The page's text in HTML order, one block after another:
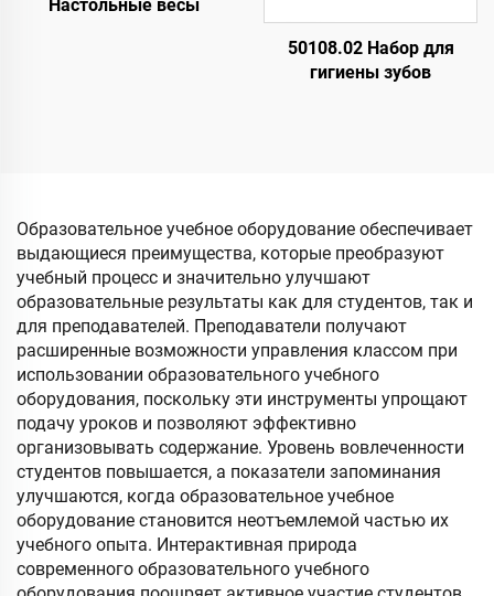
Настольные весы
50108.02 Набор для
гигиены зубов
Образовательное учебное оборудование обеспечивает
выдающиеся преимущества, которые преобразуют
учебный процесс и значительно улучшают
образовательные результаты как для студентов, так и
для преподавателей. Преподаватели получают
расширенные возможности управления классом при
использовании образовательного учебного
оборудования, поскольку эти инструменты упрощают
подачу уроков и позволяют эффективно
организовывать содержание. Уровень вовлеченности
студентов повышается, а показатели запоминания
улучшаются, когда образовательное учебное
оборудование становится неотъемлемой частью их
учебного опыта. Интерактивная природа
современного образовательного учебного